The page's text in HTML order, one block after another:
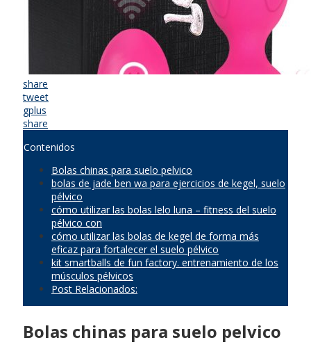
share
tweet
gplus
share
Contenidos
Bolas chinas para suelo pelvico
bolas de jade ben wa para ejercicios de kegel, suelo
pélvico
cómo utilizar las bolas lelo luna – fitness del suelo
pélvico con
cómo utilizar las bolas de kegel de forma más
eficaz para fortalecer el suelo pélvico
kit smartballs de fun factory. entrenamiento de los
músculos pélvicos
Post Relacionados:
Bolas chinas para suelo pelvico